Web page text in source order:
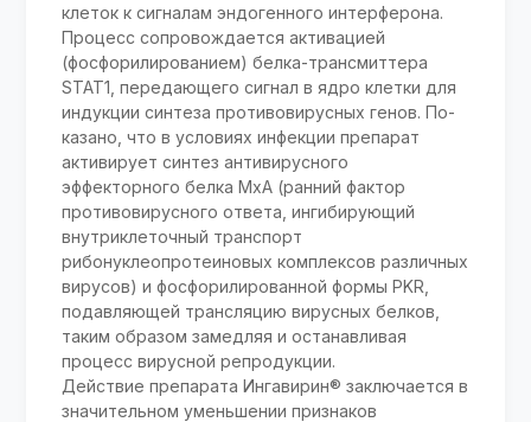
клеток к сигналам эндогенного интерферона.
Процесс сопровождается активацией
(фосфорилированием) белка-трансмиттера
STAT1, передающего сигнал в ядро клетки для
индукции синтеза противовирусных генов. По­
казано, что в условиях инфекции препарат
активирует синтез антивирусного
эффекторного белка МхА (ранний фактор
противовирусного ответа, ингибирующий
внутриклеточный транс­порт
рибонуклеопротеиновых комплексов различных
вирусов) и фосфорилированной формы PKR,
подавляющей трансляцию вирусных белков,
таким образом замедляя и останавливая
процесс вирусной репродукции.
Действие препарата Ингавирин® заключается в
значительном уменьшении признаков